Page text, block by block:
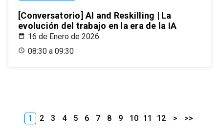
[Conversatorio] AI and Reskilling | La
evolución del trabajo en la era de la IA
16 de Enero de 2026
08:30 a 09:30
1 2 3 4 5 6 7 8 9 10 11 12 > >>